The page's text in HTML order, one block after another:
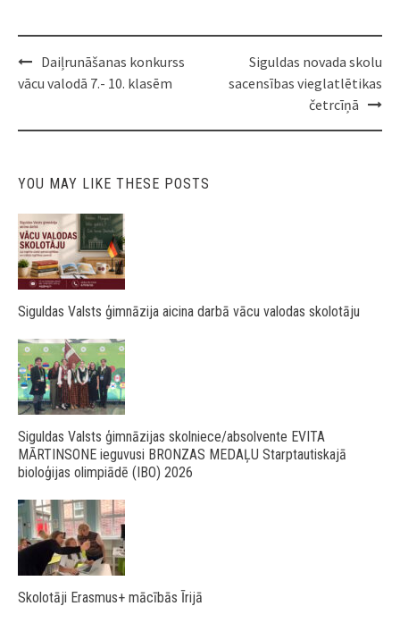
Post
navigation
Daiļrunāšanas konkurss
vācu valodā 7.- 10. klasēm
Siguldas novada skolu
sacensības vieglatlētikas
četrcīņā
YOU MAY LIKE THESE POSTS
Siguldas Valsts ģimnāzija aicina darbā vācu valodas skolotāju
Siguldas Valsts ģimnāzijas skolniece/absolvente EVITA
MĀRTINSONE ieguvusi BRONZAS MEDAĻU Starptautiskajā
bioloģijas olimpiādē (IBO) 2026
Skolotāji Erasmus+ mācībās Īrijā